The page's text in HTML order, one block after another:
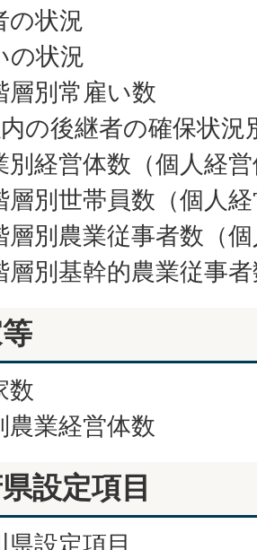
の状況
の状況
層別常雇い数
の後継者の確保状況
別経営体数（個人経
層別世帯員数（個人
層別農業従事者数（
層別基幹的農業従事
数
農業経営体数
設定項目